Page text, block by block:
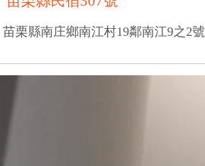
苗栗縣南庄鄉南江村19鄰南江9之2號